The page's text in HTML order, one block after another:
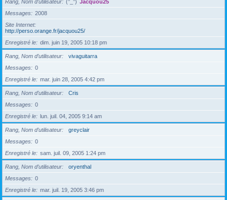
Rang, Nom d’utilisateur (°_°) Jacquou25
Messages
2008
Site Internet
http://perso.orange.fr/jacquou25/
Enregistré le
dim. juin 19, 2005 10:18 pm
Rang, Nom d’utilisateur
vivaguitarra
Messages
0
Enregistré le
mar. juin 28, 2005 4:42 pm
Rang, Nom d’utilisateur
Cris
Messages
0
Enregistré le
lun. juil. 04, 2005 9:14 am
Rang, Nom d’utilisateur
greyclair
Messages
0
Enregistré le
sam. juil. 09, 2005 1:24 pm
Rang, Nom d’utilisateur
oryenthal
Messages
0
Enregistré le
mar. juil. 19, 2005 3:46 pm